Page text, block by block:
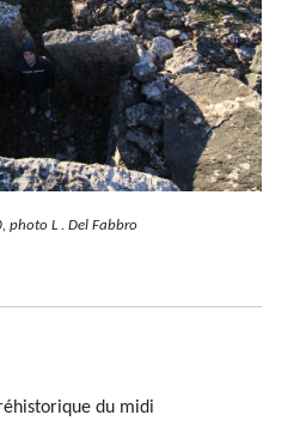
photo L . Del Fabbro
du midi